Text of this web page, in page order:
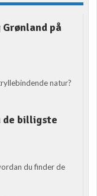
på
natur?
de billigste
du finder de